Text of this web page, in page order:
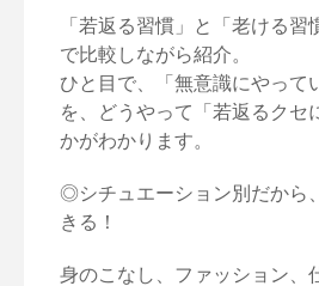
「若返る習慣」と「老ける習
で比較しながら紹介。
ひと目で、「無意識にやって
を、どうやって「若返るクセ
かがわかります。
◎シチュエーション別だから
きる！
身のこなし、ファッション、